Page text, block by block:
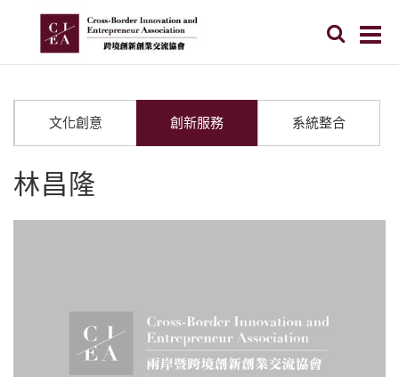
文化創意 創新服務 系統整合
林昌隆